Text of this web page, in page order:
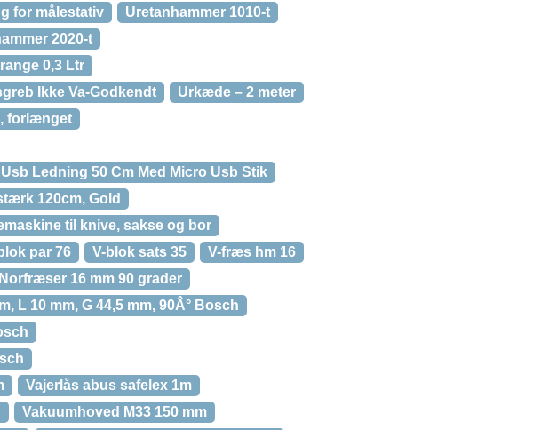
for målestativ
Uretanhammer 1010-t
2020-t
0,3 Ltr
Ikke Va-Godkendt
Urkæde – 2 meter
forlænget
Usb Ledning 50 Cm Med Micro Usb Stik
120cm, Gold
til knive, sakse og bor
par 76 V-blok sats 35
V-fræs hm 16
16 mm 90 grader
L 10 mm, G 44,5 mm, 90Â° Bosch
Vajerlås abus safelex 1m
Vakuumhoved M33 150 mm